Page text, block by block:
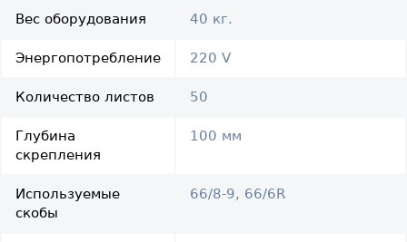
Вес оборудования 40 кг.
Энергопотребление 220 V
Количество листов 50
Глубина
скрепления
100 мм
Используемые
скобы
66/8-9, 66/6R